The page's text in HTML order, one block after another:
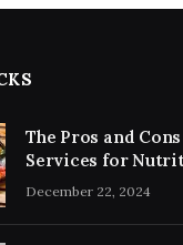
The Pros and
Services for
December 22, 2024